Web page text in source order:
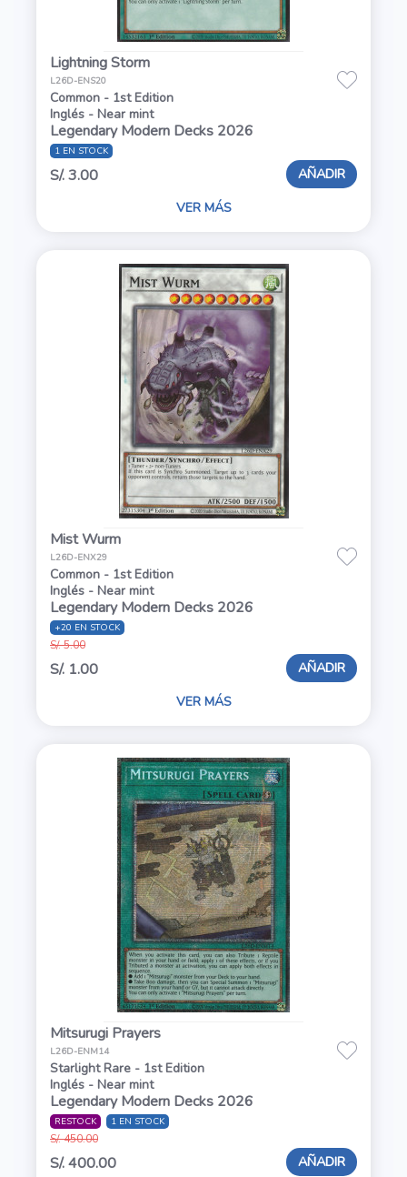
Lightning Storm
L26D-ENS20
Common - 1st Edition
Inglés - Near mint
Legendary Modern Decks 2026
1 EN STOCK
S/. 3.00 AÑADIR
VER MÁS
Mist Wurm
L26D-ENX29
Common - 1st Edition
Inglés - Near mint
Legendary Modern Decks 2026
+20 EN STOCK
S/. 5.00
S/. 1.00 AÑADIR
VER MÁS
Mitsurugi Prayers
L26D-ENM14
Starlight Rare - 1st Edition
Inglés - Near mint
Legendary Modern Decks 2026
RESTOCK 1 EN STOCK
S/. 450.00
S/. 400.00 AÑADIR